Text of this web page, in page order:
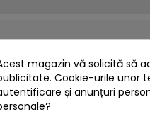
magazin vă solicită să
Cookie-urile unor
și anunțuri